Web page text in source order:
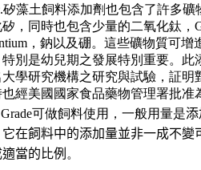
矽藻土飼料添加劑也包含了許多礦
，同時也包含少量的二氧化鈦，
，鈉以及硼。這些礦物質可增
別是幼兒期之發展特別重要。此
學研究機構之研究與試驗，証明
經美國國家食品藥物管理署批准
可做飼料使用，一般用量是添
在飼料中的添加量並非一成不變
當的比例 。